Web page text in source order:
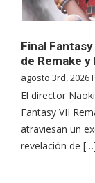
Final
de Remake
agosto 3rd, 2026
El director
Fantasy VII
atraviesan un
revelación de